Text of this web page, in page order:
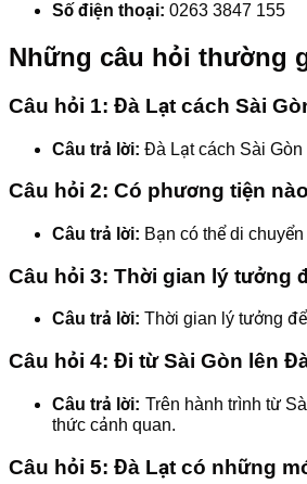
Số điện thoại: 0263 3847 155
Những câu hỏi thường
Câu hỏi 1: Đà Lạt cách Sài
Câu trả lời: Đà Lạt cách Sài Gòn
Câu hỏi 2: Có phương tiện
Câu trả lời: Bạn có thể di
Câu hỏi 3: Thời gian lý tưởng
Câu trả lời: Thời gian lý tưởng
Câu hỏi 4: Đi từ Sài Gòn lên
Câu trả lời: Trên hành trình từ
thức cảnh quan.
Câu hỏi 5: Đà Lạt có những